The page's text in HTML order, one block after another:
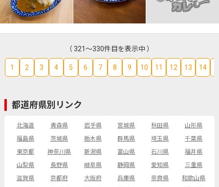
（ 321～330件目を表示中 ）
1 2 3 4 5 6 7 8 9 10 11 12 13 14
都道府県別リンク
北海道 青森県 岩手県 宮城県 秋田県
山形県
福島県
茨城県 栃木県 群馬県 埼玉県
千葉県
東京都
神奈川県 新潟県 富山県 石川県
福井県
山梨県
長野県 岐阜県 静岡県 愛知県
三重県
滋賀県
京都府 大阪府 兵庫県 奈良県
和歌山県